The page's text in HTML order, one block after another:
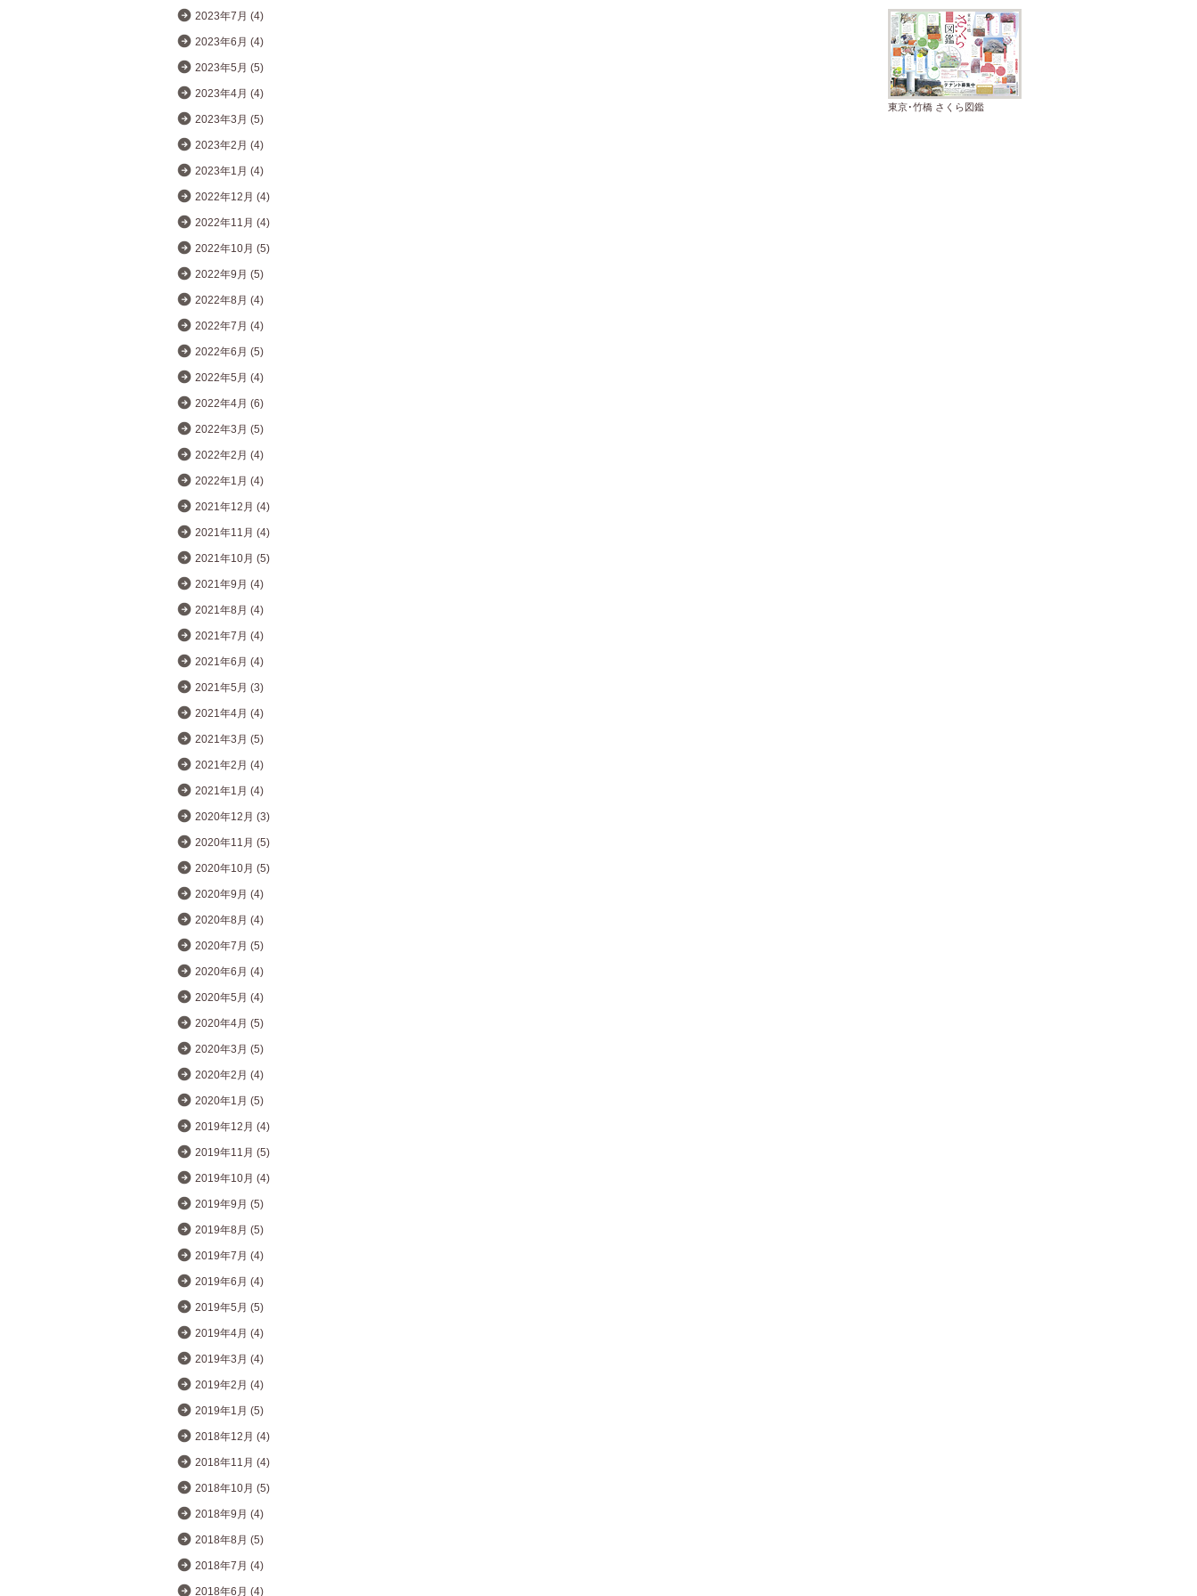
2023年7月 (4)
2023年6月 (4)
2023年5月 (5)
2023年4月 (4)
2023年3月 (5)
2023年2月 (4)
2023年1月 (4)
2022年12月 (4)
2022年11月 (4)
2022年10月 (5)
2022年9月 (5)
2022年8月 (4)
2022年7月 (4)
2022年6月 (5)
2022年5月 (4)
2022年4月 (6)
2022年3月 (5)
2022年2月 (4)
2022年1月 (4)
2021年12月 (4)
2021年11月 (4)
2021年10月 (5)
2021年9月 (4)
2021年8月 (4)
2021年7月 (4)
2021年6月 (4)
2021年5月 (3)
2021年4月 (4)
2021年3月 (5)
2021年2月 (4)
2021年1月 (4)
2020年12月 (3)
2020年11月 (5)
2020年10月 (5)
2020年9月 (4)
2020年8月 (4)
2020年7月 (5)
2020年6月 (4)
2020年5月 (4)
2020年4月 (5)
2020年3月 (5)
2020年2月 (4)
2020年1月 (5)
2019年12月 (4)
2019年11月 (5)
2019年10月 (4)
2019年9月 (5)
2019年8月 (5)
2019年7月 (4)
2019年6月 (4)
2019年5月 (5)
2019年4月 (4)
2019年3月 (4)
2019年2月 (4)
2019年1月 (5)
2018年12月 (4)
2018年11月 (4)
2018年10月 (5)
2018年9月 (4)
2018年8月 (5)
2018年7月 (4)
2018年6月 (4)
東京･竹橋 さくら図鑑